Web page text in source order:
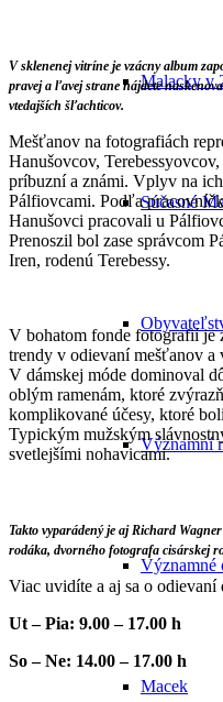
Malacky v
Súčasné
Významní
Významné
Macek
V sklenenej vitríne je vzácny album
pravej a ľavej strane nájdete
vtedajších šľachticov.
Mešťanov na fotografiách
Hanušovcov,
príbuzní a známi. Vplyv na
Pálfiovcami. Podľa
Hanušovci pracovali u
Prenoszil bol zase správcom
Iren, rodenú Terebessy.
V bohatom fonde fotografií je
trendy v odievaní mešťanov a
V dámskej móde dominoval
oblým ramenám, ktoré
komplikované účesy, ktoré
Typickým mužským
svetlejšími nohavicami.
Takto vyparádený je aj Richard
rodáka, dvorného fotografa cisárskej
Viac uvidíte a aj sa o odievaní
Ut – Pia: 9.00 – 17.00 h
So – Ne: 14.00 – 17.00 h